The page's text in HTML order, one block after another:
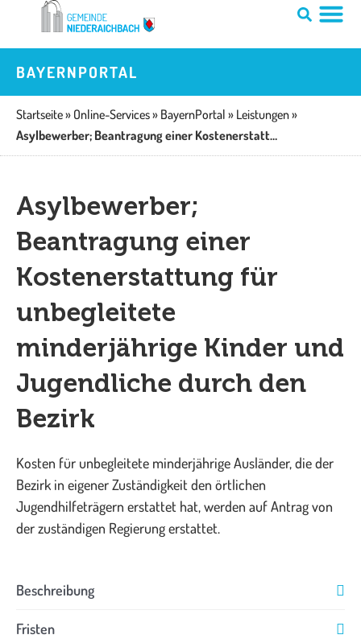
springen
BAYERNPORTAL
Startseite» Online-Services» BayernPortal » Leistungen»
Asylbewerber; Beantragung einer Kostenerstattung für unbegleitete minderjährige Kinder und Jugendliche durch den Bezirk
Asylbewerber;
Beantragung einer
Kostenerstattung für
unbegleitete
minderjährige Kinder und
Jugendliche durch den
Bezirk
Kosten für unbegleitete minderjährige Ausländer, die der
Bezirk in eigener Zuständigkeit den örtlichen
Jugendhilfeträgern erstattet hat, werden auf Antrag von
der zuständigen Regierung erstattet.
Beschreibung
Fristen